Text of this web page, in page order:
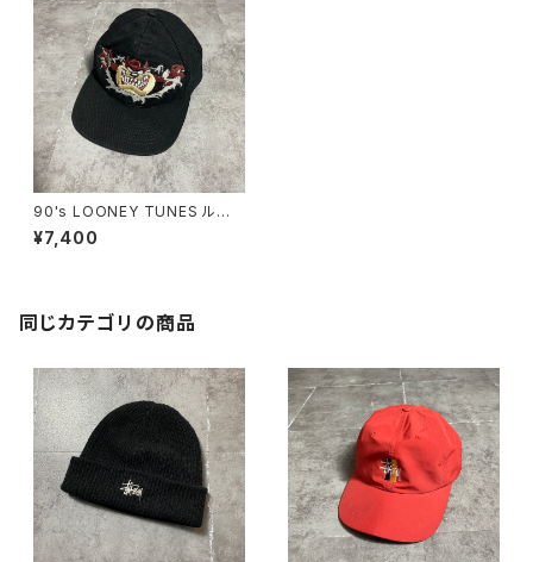
90's LOONEY TUNES ルー
ニーテューンズ タズマニアンデ
ビル 刺繍ロゴ コピーライト1
¥7,400
同じカテゴリの商品